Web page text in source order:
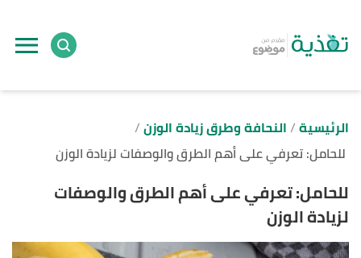
الرئيسية النحافة وطرق زيادة الوزن
للحامل: تعرفي على أهم الطرق والوصفات لزيادة الوزن
للحامل: تعرفي على أهم الطرق والوصفات
لزيادة الوزن